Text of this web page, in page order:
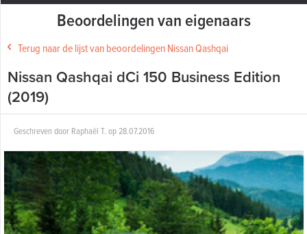
Beoordelingen van eigenaars
Terug naar de lijst van beoordelingen Nissan Qashqai
Nissan Qashqai dCi 150 Business Edition
(2019)
Geschreven door Raphaël T. op28.07.2016